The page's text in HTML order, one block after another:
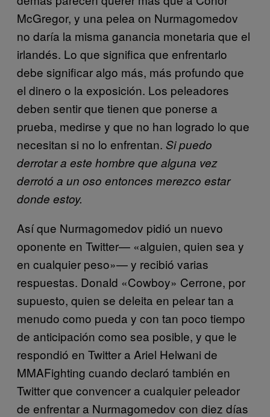
McGregor, y una pelea on Nurmagomedov
no daría la misma ganancia monetaria que el
irlandés. Lo que significa que enfrentarlo
debe significar algo más, más profundo que
el dinero o la exposición. Los peleadores
deben sentir que tienen que ponerse a
prueba, medirse y que no han logrado lo que
necesitan si no lo enfrentan. Si puedo
derrotar a este hombre que alguna vez
derrotó a un oso entonces merezco estar
donde estoy.
Así que Nurmagomedov pidió un nuevo
oponente en Twitter— «alguien, quien sea y
en cualquier peso»— y recibió varias
respuestas. Donald «Cowboy» Cerrone, por
supuesto, quien se deleita en pelear tan a
menudo como pueda y con tan poco tiempo
de anticipación como sea posible, y que le
respondió en Twitter a Ariel Helwani de
MMAFighting cuando declaró también en
Twitter que convencer a cualquier peleador
de enfrentar a Nurmagomedov con diez días